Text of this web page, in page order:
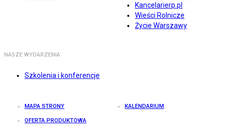
Kancelarierp.pl
Wieści Rolnicze
Życie Warszawy
NASZE WYDARZENIA
Szkolenia i konferencje
MAPA STRONY KALENDARIUM
OFERTA PRODUKTOWA